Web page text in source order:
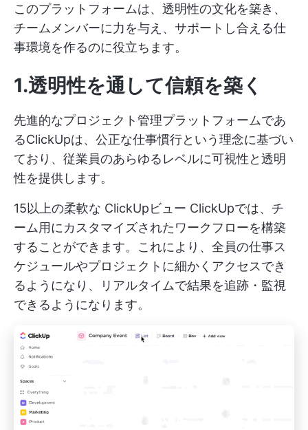
このプラットフォームは、透明性の文化を築き、
チームメンバーに力を与え、サポートし合える仕
事環境を作るのに役立ちます。
1.透明性を通して信頼を築く
先進的なプロジェクト管理プラットフォームであ
るClickUpは、公正な仕事慣行という理念に基づい
ており、従業員のあらゆるレベルに可視性と透明
性を提供します。
15以上の柔軟な ClickUpビュー ClickUpでは、チ
ーム用にカスタマイズされたワークフローを構築
することができます。これにより、全員の仕事ス
ケジュールやプロジェクトに細かくアクセスでき
るようになり、リアルタイムで結果を追跡・監視
できるようになります。